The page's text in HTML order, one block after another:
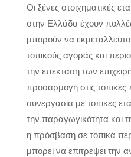
Οι ξένες στοιχηματικές
στην Ελλάδα έχουν
μπορούν να
τοπικούς αγοράς και
την επέκταση των
προσαρμογή στις τοπικές
συνεργασία με τοπικές
την παραγωγικότητα και
η πρόσβαση σε τοπικά
μπορεί να επιτρέψει την